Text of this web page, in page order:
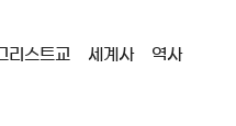
그리스트교 세계사 역사